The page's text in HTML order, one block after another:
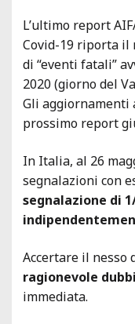
L’ultimo report
Covid-19 riporta il
di “eventi fatali”
2020 (giorno del
Gli aggiornamenti
prossimo report
In Italia, al 26
segnalazioni con
segnalazione di
Accertare il nesso
ragionevole
immediata.